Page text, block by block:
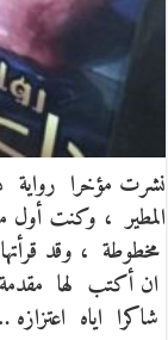
نشرت مؤخرا رواية
المطير ، وكنت أول
مخطوطة ، وقد
ان أكتب لها
شاكرا اياه